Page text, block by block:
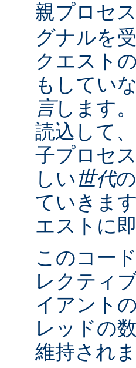
親プロセ
グナルを
クエスト
もしてい
言します
読込して
子プロセ
しい世代
ていきま
エストに
このコー
レクティ
イアント
レッドの
維持され